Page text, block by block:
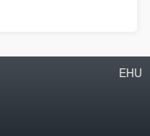
EHU